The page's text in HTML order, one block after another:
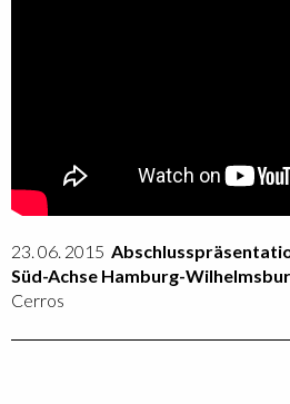
23. 06. 2015
Süd-Achse Hamburg-
Cerros